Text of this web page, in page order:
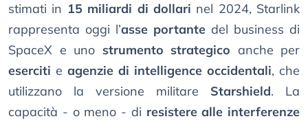
stimati in 15 miliardi di dollari nel 2024, Starlink
rappresenta oggi l’asse portante del business di
SpaceX e uno strumento strategico anche per
eserciti e agenzie di intelligence occidentali, che
utilizzano la versione militare Starshield. La
capacità - o meno - di resistere alle interferenze